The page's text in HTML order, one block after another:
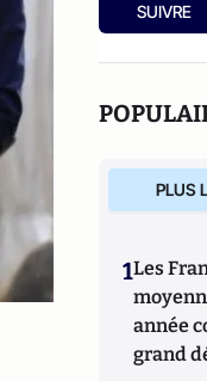
SUIVRE
PLUS
1Les
année
grand